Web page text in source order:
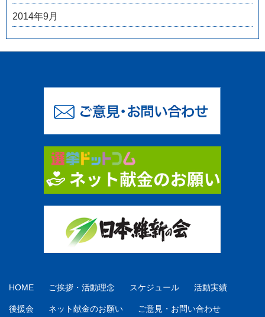
2014年9月
HOME ご挨拶・活動理念 スケジュール 活動実績
後援会 ネット献金のお願い ご意見・お問い合わせ